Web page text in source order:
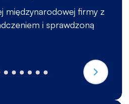
międzynarodowej firmy z
i sprawdzoną